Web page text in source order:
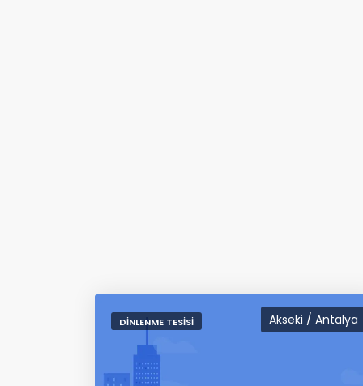
Akseki / Antalya
DINLENME TESISI